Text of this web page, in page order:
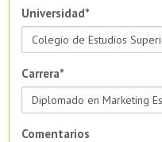
Universidad*
Carrera*
Comentarios